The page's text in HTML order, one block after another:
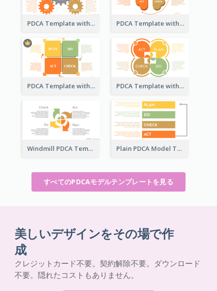
PDCA Template with Gears PDCA Template with Hearts
PDCA Template with Squares PDCA Template with Ovals
Windmill PDCA Template Plain PDCA Model Template
すべてのPDCAモデルテンプレートを見る
美しいデザインをその場で作
成
クレジットカード不要。契約解除不要。ダウンロード
不要。隠れたコストもありません。